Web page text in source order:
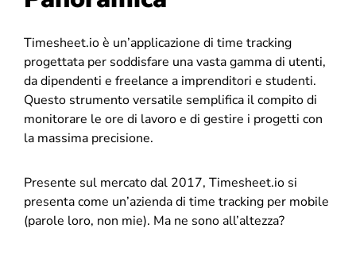
Timesheet.io è un’applicazione di time tracking
progettata per soddisfare una vasta gamma di utenti,
da dipendenti e freelance a imprenditori e studenti.
Questo strumento versatile semplifica il compito di
monitorare le ore di lavoro e di gestire i progetti con
la massima precisione.
Presente sul mercato dal 2017, Timesheet.io si
presenta come un’azienda di time tracking per mobile
(parole loro, non mie). Ma ne sono all’altezza?